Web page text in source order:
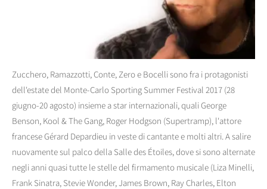
Zucchero, Ramazzotti, Conte, Zero e Bocelli sono fra i protagonisti
dell'estate del Monte-Carlo Sporting Summer Festival 2017 (28
giugno-20 agosto) insieme a star internazionali, quali George
Benson, Kool & The Gang, Roger Hodgson (Supertramp), l'attore
francese Gérard Depardieu in veste di cantante e molti altri. A salire
nuovamente sul palco della Salle des Étoiles, dove si sono alternate
negli anni quasi tutte le stelle del firmamento musicale (Liza Minelli,
Frank Sinatra, Stevie Wonder, James Brown, Ray Charles, Elton